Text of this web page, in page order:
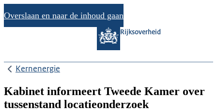
Overslaan en naar de inhoud gaan
Rijksoverheid
Kernenergie
Kabinet informeert Tweede Kamer over
tussenstand locatieonderzoek